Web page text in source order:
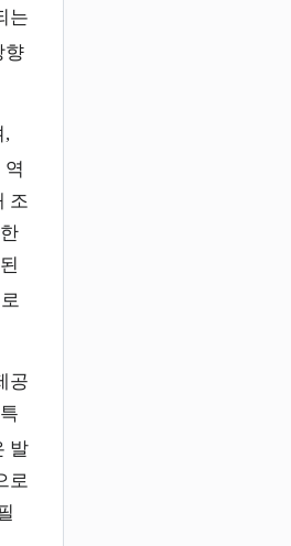
는
향
,
역
조
공
발
로